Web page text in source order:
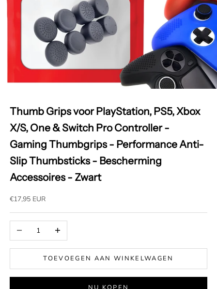
Thumb Grips voor PlayStation, PS5, Xbox
X/S, One & Switch Pro Controller -
Gaming Thumbgrips - Performance Anti-
Slip Thumbsticks - Bescherming
Accessoires - Zwart
Aanbiedingsprijs
€17,95 EUR
Aantal verlagenAantal verhogen
TOEVOEGEN AAN WINKELWAGEN